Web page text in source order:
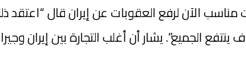
الآن لرفع العقوبات عن إيران قال “اعتقد
الجميع”. يشار أن أغلب التجارة بين إيران